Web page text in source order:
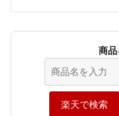
商
楽天で検索